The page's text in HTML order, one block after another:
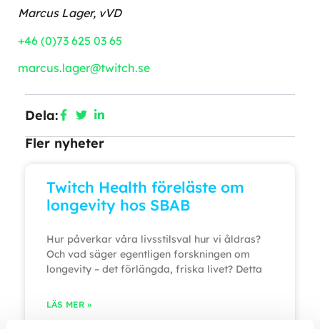
Marcus Lager, vVD
+46 (0)73 625 03 65
marcus.lager@twitch.se
Dela:
Fler nyheter
Twitch Health föreläste om
longevity hos SBAB
Hur påverkar våra livsstilsval hur vi åldras?
Och vad säger egentligen forskningen om
longevity – det förlängda, friska livet? Detta
LÄS MER »